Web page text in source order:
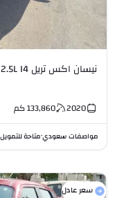
نيسان اكس تريل S 2.5L I4
2020
133,860كم
مواصفات سعودي•متاحة للتمويل
سعر عادل